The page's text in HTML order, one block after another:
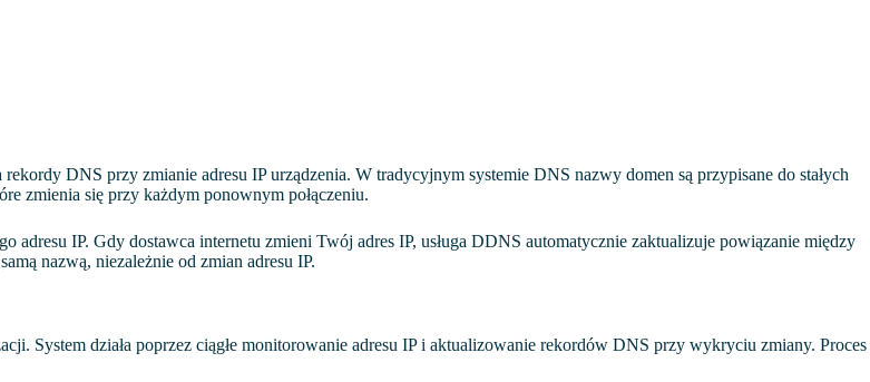
DNS przy zmianie adresu IP urządzenia. W tradycyjnym systemie DNS nazwy domen są przypisane do stałych
zmienia się przy każdym ponownym połączeniu.
adresu IP. Gdy dostawca internetu zmieni Twój adres IP, usługa DDNS automatycznie zaktualizuje powiązanie między
nazwą, niezależnie od zmian adresu IP.
System działa poprzez ciągłe monitorowanie adresu IP i aktualizowanie rekordów DNS przy wykryciu zmiany. Proces